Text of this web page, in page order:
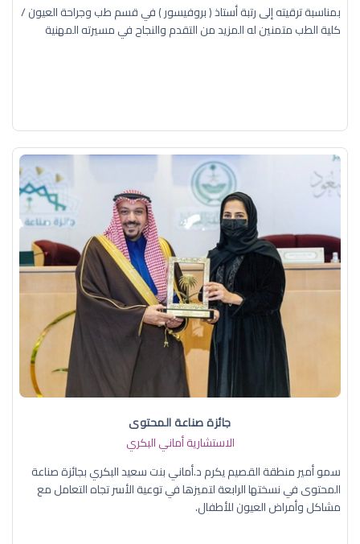
بمناسبة ترقيته إلى رتبة أستاذ ( بروفيسور ) في قسم طب وجراحة العيون /
كلية الطب متمنين له المزيد من التقدم والنجاح في مسيرته المهنية
جائزة صناعة المحتوى
الاستشارية أماني البكري
سمو أمير منطقة القصيم يكرم د.أماني بنت سعيد البكري بجائزة صناعة
المحتوى في نسختها الرابعة لتميزها في توعية الأسر تجاه التعامل مع
مشاكل وأمراض العيون للأطفال.